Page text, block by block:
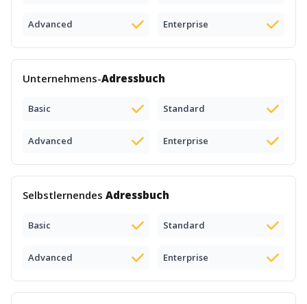
Advanced Enterprise
Unternehmens-Adressbuch
Basic Standard
Advanced Enterprise
Selbstlernendes Adressbuch
Basic Standard
Advanced Enterprise